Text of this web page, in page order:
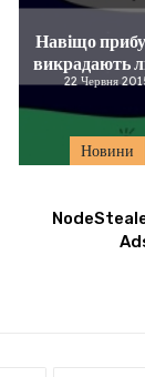
Новини
Навіщо
викрадають
22 Червня